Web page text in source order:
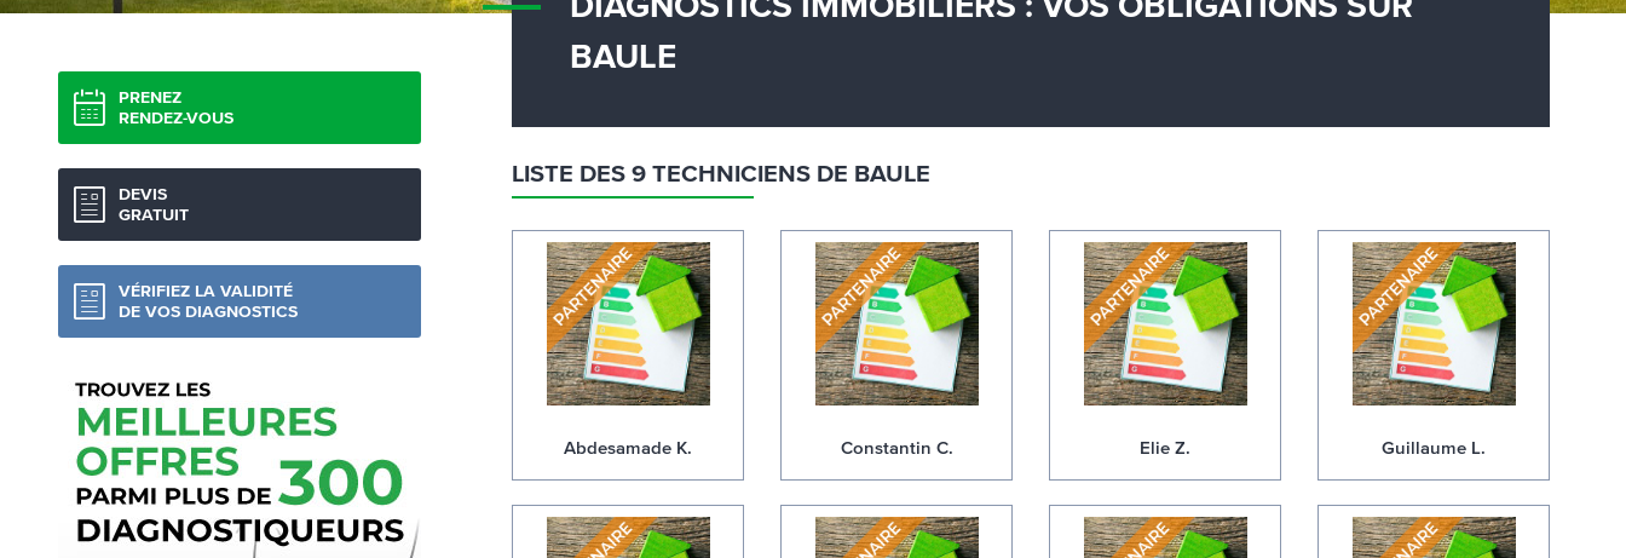
PRENEZ
RENDEZ-VOUS
DEVIS
GRATUIT
VÉRIFIEZ LA VALIDITÉ
DE VOS DIAGNOSTICS
DIAGNOSTICS IMMOBILIERS : VOS OBLIGATIONS SUR
BAULE
LISTE DES 9 TECHNICIENS DE BAULE
Abdesamade K. Constantin C. Elie Z. Guillaume L.